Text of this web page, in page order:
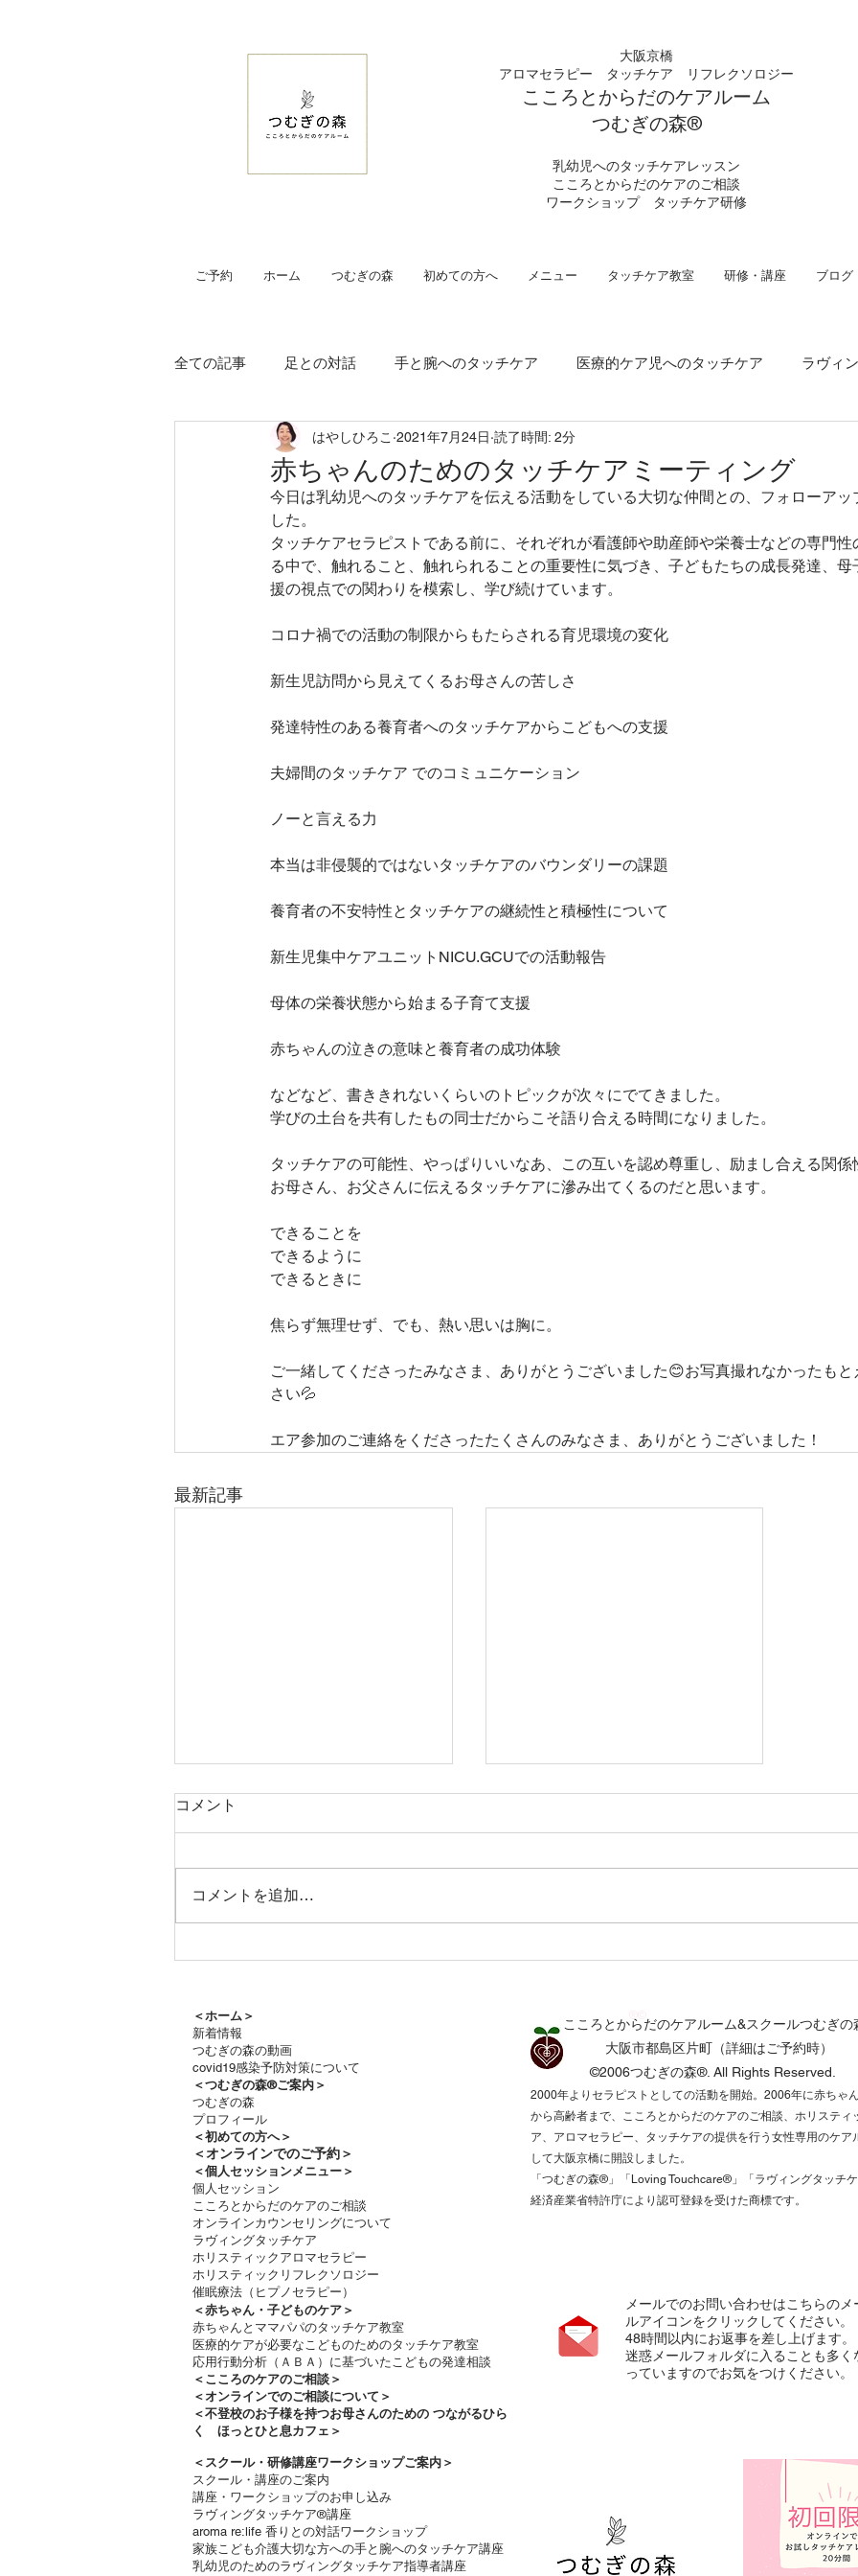
大阪京橋
アロマセラピー タッチケア
リフレクソロジー
こころとからだのケアルーム
つむぎの​森®︎
​乳幼児へのタッチケアレッスン
こころとからだのケアのご相談
​ワークショップ タッチケア研修
ご予約 ホーム つむぎの森 初めての方へ メニュー タッチケア教室 研修・講座 ブログ
全ての記事 足との対話 手と腕へのタッチケア 医療的ケア児へのタッチケア ラヴィ
loving field 徒然に からだ ホリスティックリフレクソロジー
ホリスティックアロマセラピー
タッチケア ニューロフィードバック 応用行動分析ＡＢＡ
アロマセラピー 不登校のお子様のお母さんのほっとひと息スペース
赤ちゃんのためのタッチケアミーティング
はやしひろこ 2021年7月24日 読了時間: 2分
今日は乳幼児へのタッチケアを伝える活動をしている大切な仲間との、フォローアッ
した。
タッチケアセラピストである前に、それぞれが看護師や助産師や栄養士などの専門性
る中で、触れること、触れられることの重要性に気づき、子どもたちの成長発達、母
援の視点での関わりを模索し、学び続けています。
コロナ禍での活動の制限からもたらされる育児環境の変化
新生児訪問から見えてくるお母さんの苦しさ
発達特性のある養育者へのタッチケアからこどもへの支援
夫婦間のタッチケア でのコミュニケーション
ノーと言える力
本当は非侵襲的ではないタッチケアのバウンダリーの課題
養育者の不安特性とタッチケアの継続性と積極性について
新生児集中ケアユニットNICU.GCUでの活動報告
母体の栄養状態から始まる子育て支援
赤ちゃんの泣きの意味と養育者の成功体験
などなど、書ききれないくらいのトピックが次々にでてきました。
学びの土台を共有したもの同士だからこそ語り合える時間になりました。
タッチケアの可能性、やっぱりいいなあ、この互いを認め尊重し、励まし合える関係
お母さん、お父さんに伝えるタッチケアに滲み出てくるのだと思います。
できることを
できるように
できるときに
焦らず無理せず、でも、熱い思いは胸に。
ご一緒してくださったみなさま、ありがとうございました😊お写真撮れなかったも
さい💦
エア参加のご連絡をくださったたくさんのみなさま、ありがとうございました！
最新記事
コメント
コメントを追加…
＜ホーム＞
新着情報
つむぎの森の動画
covid19感染予防対策について
＜つむぎの森®ご案内＞
つむぎの森
プロフィール
＜初めての方へ＞
＜​オンラインでのご予約＞
＜個人セッションメニュー＞
個人セッション
こころとからだのケアのご相談
オンラインカウンセリングについて
ラヴィングタッチケア
ホリスティックアロマセラピー
ホリスティックリフレクソロジー​
催眠療法（ヒプノセラピー）
＜赤ちゃん・子どものケア＞
​赤ちゃんとママパパのタッチケア教室
医療的ケアが必要なこどものためのタッチケア教室
応用行動分析（ＡＢＡ）に基づいたこどもの発達相談
＜ こころのケアのご相談＞
＜オンラインでのご相談について＞
＜不登校のお子様を持つお母さんのための つながるひら
く ほっとひと息カフェ＞
＜ スクール・研修講座ワークショップご案内＞
スクール・講座のご案内
講座・ワークショップのお申し込み
ラヴィングタッチケア®講座
aroma re:life 香りとの対話ワークショップ
​家族こども介護大切な方への手と腕へのタッチケア講座
乳幼児のためのラヴィングタッチケア指導者講座
®©
こころとからだのケアルーム&スクールつむぎの
​​大阪市都島区片町（詳細はご予約時）
©2006つむぎの森®. All Rights Reserved.​
2000年よりセラピストとしての活動を開始。2006年に赤ちゃ
から高齢者まで、こころとからだのケアのご相談、ホリスティ
ア、アロマセラピー、タッチケアの提供を行う女性専用のケア
して大阪京橋に開設しました。
「つむぎの森®️」「Loving Touchcare®️」「ラヴィングタッチ
経済産業省特許庁により認可登録を受けた商標です。
メールでのお問い合わせはこちらのメ
ルアイコンをクリックしてください。
​48時間以内にお返事を差し上げます。
迷惑メールフォルダに入ることも多く
っていますのでお気をつけください。